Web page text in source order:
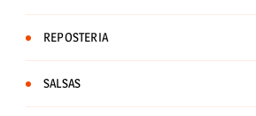
REPOSTERIA
SALSAS